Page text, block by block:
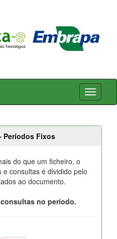
Períodos Fixos
do que um ficheiro, o
consultas é dividido pelo
ao documento.
no período.